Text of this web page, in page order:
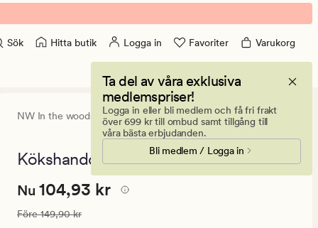
Sök Hitta butik Logga in Favoriter Varukorg
Ta del av våra exklusiva
medlemspriser!
Logga in eller bli medlem och få fri frakt
över 699 kr till ombud samt tillgång till
våra bästa erbjudanden.
Bli medlem / Logga in
NW In the woods, Nadja Wedin
0
med
betyg
0
Kökshandduk beige - 47x70 cm
Nuvarande
104,93
Nuvarande pris
Nu 104,93 kr
Ordinarie pris 149,90 kr
Före149,90 kr